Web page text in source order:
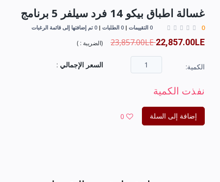
غسالة اطباق بيكو 14 فرد سيلفر 5 برنامج
0 0 التقييمات 0 الطلبات 0 تم إضافتها إلى قائمة الرغبات
23,857.00LE22,857.00LE
(الضريبة : )
الكمية: السعر الإجمالي :
نفذت الكمية
إضافة إلى السلة 0